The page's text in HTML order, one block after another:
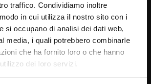
traffico. Condividiamo inoltre
in cui utilizza il nostro sito con i
si occupano di analisi dei dati web,
media, i quali potrebbero combinarle
che ha fornito loro o che hanno
dei loro servizi.